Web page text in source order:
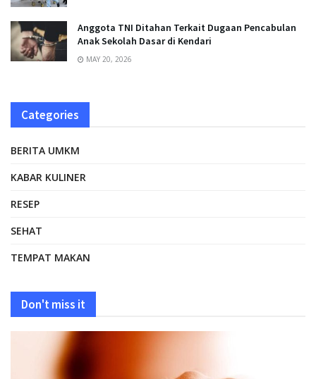
Anggota TNI Ditahan Terkait Dugaan Pencabulan
Anak Sekolah Dasar di Kendari
MAY 20, 2026
Categories
BERITA UMKM
KABAR KULINER
RESEP
SEHAT
TEMPAT MAKAN
Don't miss it